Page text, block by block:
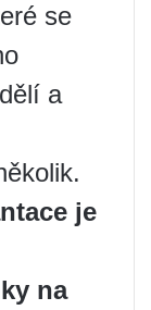
se
a
je
na